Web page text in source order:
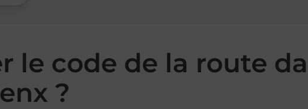
le code de la route
?